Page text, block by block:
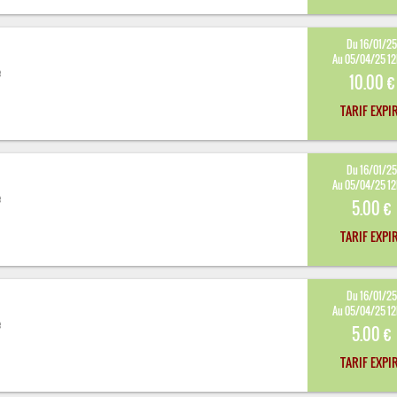
Du 16/01/25
Au 05/04/25
10.00 €
TARIF
Du 16/01/25
Au 05/04/25
5.00 €
TARIF
Du 16/01/25
Au 05/04/25
5.00 €
TARIF